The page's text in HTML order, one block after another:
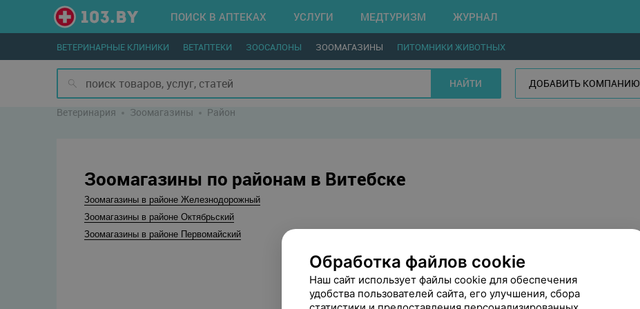
ПОИСК В АПТЕКАХ УСЛУГИ МЕДТУРИЗМ ЖУРНАЛ
ВЕТЕРИНАРНЫЕ КЛИНИКИ ВЕТАПТЕКИ ЗООСАЛОНЫ ЗООМАГАЗИНЫ ПИТОМНИКИ ЖИВОТНЫХ
НАЙТИ ДОБАВИТЬ КОМПАНИЮ
Ветеринария Зоомагазины Район
Зоомагазины по районам в Витебске
Зоомагазины в районе Железнодорожный
Зоомагазины в районе Октябрьский
Зоомагазины в районе Первомайский
Обработка файлов cookie
Наш сайт использует файлы cookie для обеспечения
удобства пользователей сайта, его улучшения, сбора